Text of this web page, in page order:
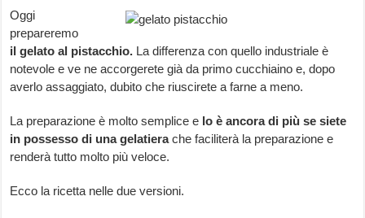
Oggi
prepareremo
il gelato al pistacchio. La differenza con quello industriale è
notevole e ve ne accorgerete già da primo cucchiaino e, dopo
averlo assaggiato, dubito che riuscirete a farne a meno.
La preparazione è molto semplice e lo è ancora di più se siete
in possesso di una gelatierache faciliterà la preparazione e
renderà tutto molto più veloce.
Ecco la ricetta nelle due versioni.